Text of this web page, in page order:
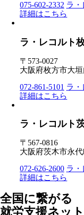
075-602-2332 ラ・
詳細はこちら
ラ・レコルト
〒573-0027
大阪府枚方市大
072-861-5101 ラ・
詳細はこちら
ラ・レコルト
〒567-0816
大阪府茨木市永
072-626-2600 ラ・
詳細はこちら
全国に繋がる
就労支援ネッ